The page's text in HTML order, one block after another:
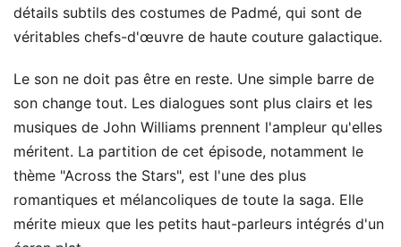
détails subtils des costumes de Padmé, qui sont de
véritables chefs-d'œuvre de haute couture galactique.
Le son ne doit pas être en reste. Une simple barre de
son change tout. Les dialogues sont plus clairs et les
musiques de John Williams prennent l'ampleur qu'elles
méritent. La partition de cet épisode, notamment le
thème "Across the Stars", est l'une des plus
romantiques et mélancoliques de toute la saga. Elle
mérite mieux que les petits haut-parleurs intégrés d'un